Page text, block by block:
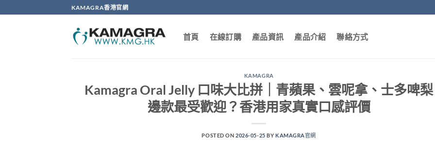
to
KAMAGRA香港官網
首頁 在線訂購 產品資訊 產品介紹 聯絡方式
KAMAGRA
Kamagra Oral Jelly 口味大比拼｜青蘋果、雲呢拿、士多啤梨
邊款最受歡迎？香港用家真實口感評價
POSTED ON2026-05-25 BY KAMAGRA官網